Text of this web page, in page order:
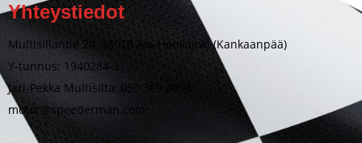
Yhteystiedot
Multisillantie 24, 38910 Ala-Honkajoki (Kankaanpää)
Y-tunnus: 1940284-3
Jari-Pekka Multisilta, 050 369 0094
motor@speederman.com